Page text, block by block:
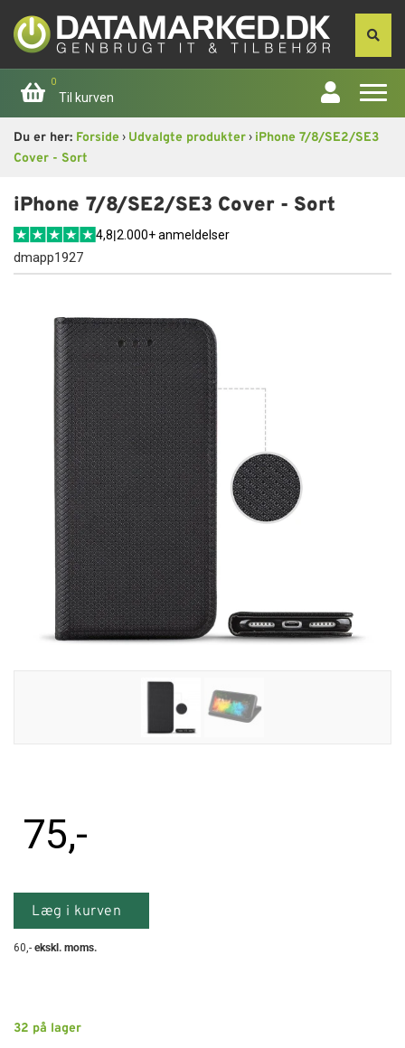
0
Til kurven
Forside
Apple
Computer
Smartphone
Tilbehør
Reparationer og RMA
Reservedele
B2B-Opkøb
>>BACK-2-SCHOOL<<
Du er her: Forside› Udvalgte produkter› iPhone 7/8/SE2/SE3
Cover - Sort
iPhone 7/8/SE2/SE3 Cover - Sort
4,8|2.000+ anmeldelser
dmapp1927
32 på lager
75,-
Læg i kurven
60,- ekskl. moms.